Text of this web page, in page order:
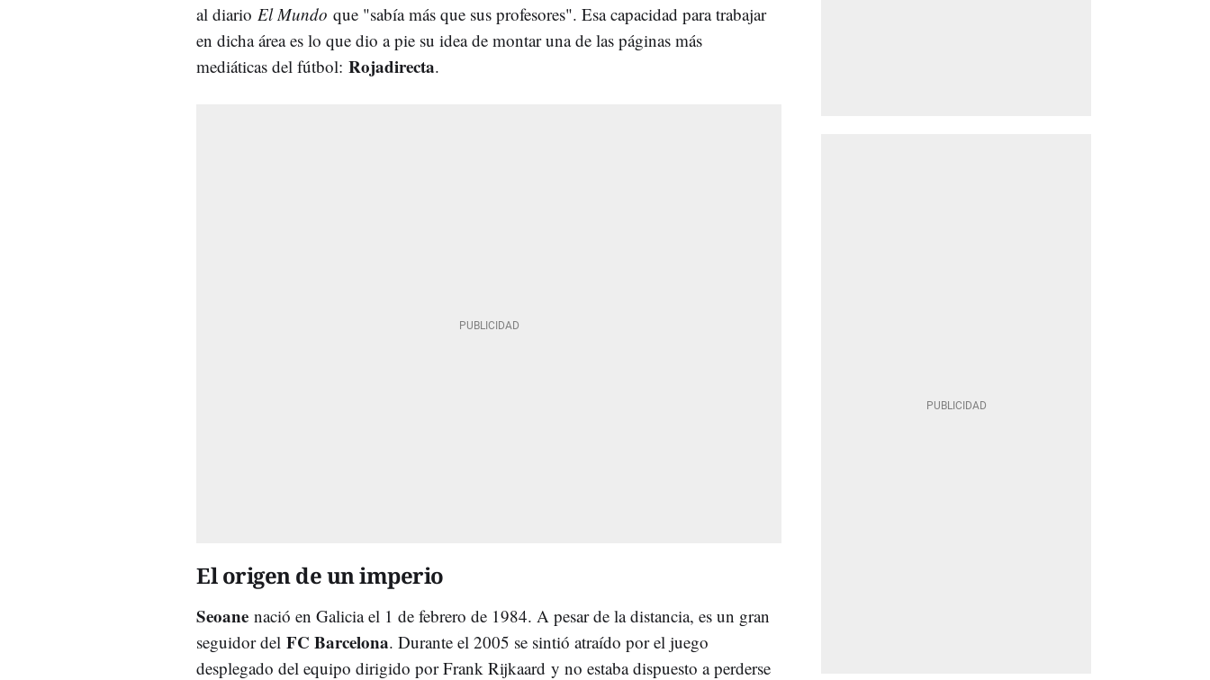
al diario El Mundo que "sabía más que sus profesores". Esa capacidad para trabajar
en dicha área es lo que dio a pie su idea de montar una de las páginas más
mediáticas del fútbol: Rojadirecta.
El origen de un imperio
Seoane nació en Galicia el 1 de febrero de 1984. A pesar de la distancia, es un gran
seguidor del FC Barcelona. Durante el 2005 se sintió atraído por el juego
desplegado del equipo dirigido por Frank Rijkaard y no estaba dispuesto a perderse